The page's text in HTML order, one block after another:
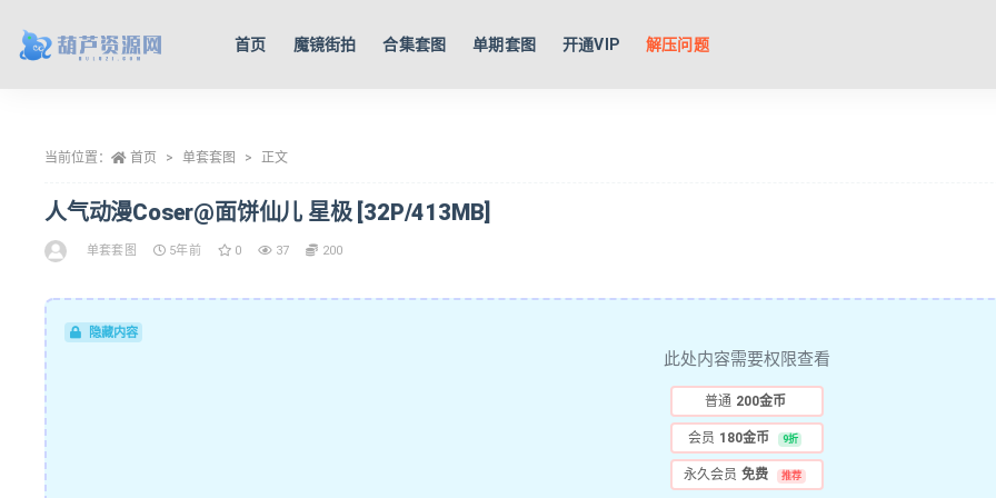
首页 魔镜街拍 合集套图 单期套图 开通VIP 解压问题
当前位置： 首页 单套套图 正文
人气动漫Coser@面饼仙儿 星极 [32P/413MB]
单套套图 5年前 0 37 200
隐藏内容
此处内容需要权限查看
普通 200金币
会员 180金币 9折
永久会员 免费 推荐
全部